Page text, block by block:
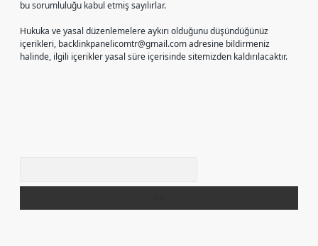
bu sorumluluğu kabul etmiş sayılırlar.
Hukuka ve yasal düzenlemelere aykırı olduğunu düşündüğünüz
içerikleri, backlinkpanelicomtr@gmail.comadresine bildirmeniz
halinde, ilgili içerikler yasal süre içerisinde sitemizden kaldırılacaktır.